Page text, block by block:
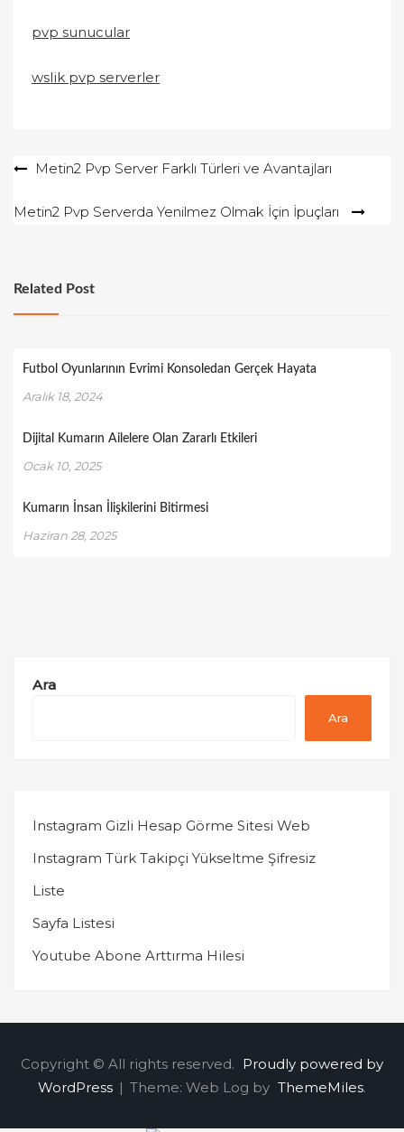
pvp sunucular
wslik pvp serverler
YazıMetin2 Pvp Server Farklı Türleri ve Avantajları
Metin2 Pvp Serverda Yenilmez Olmak İçin İpuçları
Related Post
Futbol Oyunlarının Evrimi Konsoledan Gerçek Hayata
Aralık 18, 2024
Dijital Kumarın Ailelere Olan Zararlı Etkileri
Ocak 10, 2025
Kumarın İnsan İlişkilerini Bitirmesi
Haziran 28, 2025
Ara
Ara
Instagram Gizli Hesap Görme Sitesi Web
Instagram Türk Takipçi Yükseltme Şifresiz
Liste
Sayfa Listesi
Youtube Abone Arttırma Hilesi
Copyright © All rights reserved. Proudly powered by
WordPress | Theme: Web Log by ThemeMiles.